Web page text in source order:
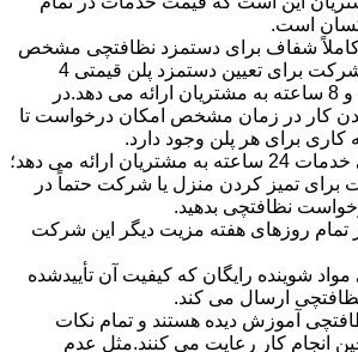
است.
شفاف برای دستمزد نظافتچی مشخص
کرده است.این شرکت برای تعیین دستمزد پلن قیمتی 4
ساعته 6 ساعته و 8 ساعته به مشتریان ارائه می دهد.در
کار در زمان مشخص امکان درخواست تا
برای هر پلن وجود دارد.
شرکت نظافچی خدمات 24 ساعته به مشتریان ارائه می دهد؛
برای تمیز کردن منزل یا شرکت حتماً در
نظافتچی بدهید.
روزهای هفته مزیت دیگر این شرکت
شوینده رایگان که کیفیت آن تأییدشده
ارسال می کند.
آموزش دیده هستند و تمام نکات
انجام کار رعایت می کنند.مثل عدم